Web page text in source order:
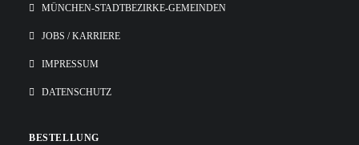
MÜNCHEN-STADTBEZIRKE-GEMEINDEN
JOBS / KARRIERE
IMPRESSUM
DATENSCHUTZ
BESTELLUNG